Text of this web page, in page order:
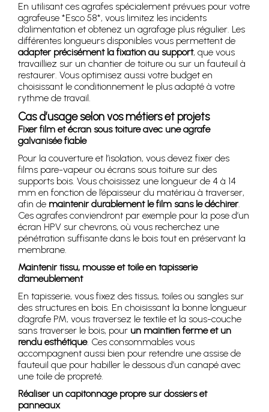
En utilisant ces agrafes spécialement prévues pour votre
agrafeuse *Esco 58*, vous limitez les incidents
d’alimentation et obtenez un agrafage plus régulier. Les
différentes longueurs disponibles vous permettent de
adapter précisément la fixation au support, que vous
travailliez sur un chantier de toiture ou sur un fauteuil à
restaurer. Vous optimisez aussi votre budget en
choisissant le conditionnement le plus adapté à votre
rythme de travail.
Cas d’usage selon vos métiers et projets
Fixer film et écran sous toiture avec une agrafe
galvanisée fiable
Pour la couverture et l’isolation, vous devez fixer des
films pare-vapeur ou écrans sous toiture sur des
supports bois. Vous choisissez une longueur de 4 à 14
mm en fonction de l’épaisseur du matériau à traverser,
afin de maintenir durablement le film sans le déchirer.
Ces agrafes conviendront par exemple pour la pose d’un
écran HPV sur chevrons, où vous recherchez une
pénétration suffisante dans le bois tout en préservant la
membrane.
Maintenir tissu, mousse et toile en tapisserie
d’ameublement
En tapisserie, vous fixez des tissus, toiles ou sangles sur
des structures en bois. En choisissant la bonne longueur
d’agrafe PM, vous traversez le textile et la sous-couche
sans traverser le bois, pour un maintien ferme et un
rendu esthétique. Ces consommables vous
accompagnent aussi bien pour retendre une assise de
fauteuil que pour habiller le dessous d’un canapé avec
une toile de propreté.
Réaliser un capitonnage propre sur dossiers et
panneaux